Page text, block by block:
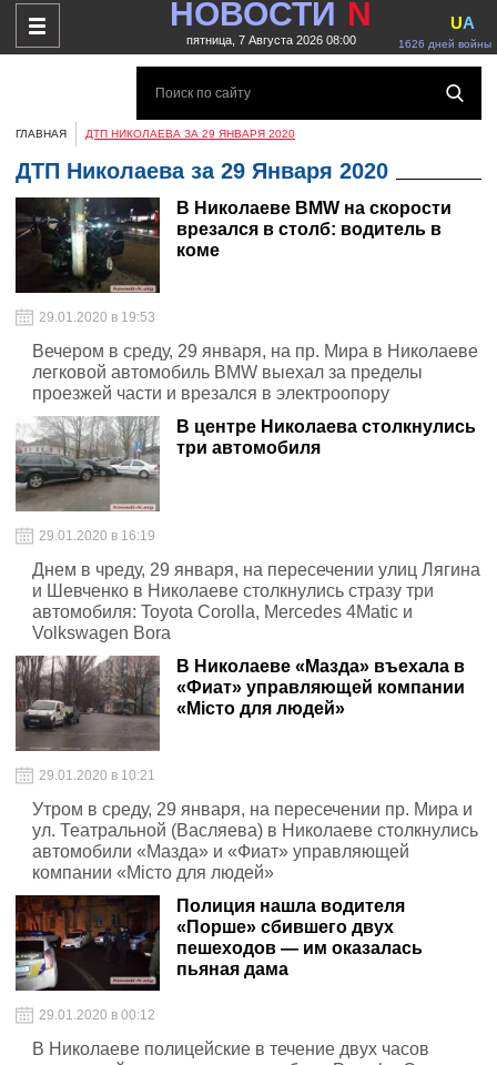
НОВОСТИ N
пятница, 7 Августа 2026 08:00 1626 дней войны
UA
ГЛАВНАЯ ДТП НИКОЛАЕВА ЗА 29 ЯНВАРЯ 2020
ДТП Николаева за 29 Января 2020
В Николаеве BMW на скорости
врезался в столб: водитель в
коме
29.01.2020 в 19:53
Вечером в среду, 29 января, на пр. Мира в Николаеве
легковой автомобиль BMW выехал за пределы
проезжей части и врезался в электроопору
В центре Николаева столкнулись
три автомобиля
29.01.2020 в 16:19
Днем в чреду, 29 января, на пересечении улиц Лягина
и Шевченко в Николаеве столкнулись стразу три
автомобиля: Toyota Corolla, Mercedes 4Matic и
Volkswagen Bora
В Николаеве «Мазда» въехала в
«Фиат» управляющей компании
«Місто для людей»
29.01.2020 в 10:21
Утром в среду, 29 января, на пересечении пр. Мира и
ул. Театральной (Васляева) в Николаеве столкнулись
автомобили «Мазда» и «Фиат» управляющей
компании «Місто для людей»
Полиция нашла водителя
«Порше» сбившего двух
пешеходов — им оказалась
пьяная дама
29.01.2020 в 00:12
В Николаеве полицейские в течение двух часов